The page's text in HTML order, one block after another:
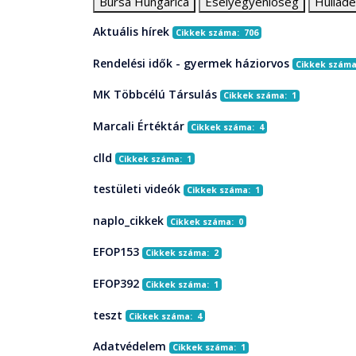
Aktuális hírek Cikkek száma: 706
Rendelési idők - gyermek háziorvos Cikkek
MK Többcélú Társulás Cikkek száma: 1
Marcali Értéktár Cikkek száma: 4
clld Cikkek száma: 1
testületi videók Cikkek száma: 1
naplo_cikkek Cikkek száma: 0
EFOP153 Cikkek száma: 2
EFOP392 Cikkek száma: 1
teszt Cikkek száma: 4
Adatvédelem Cikkek száma: 1